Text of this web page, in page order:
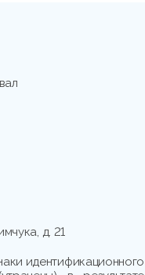
д. 21
идентификационного